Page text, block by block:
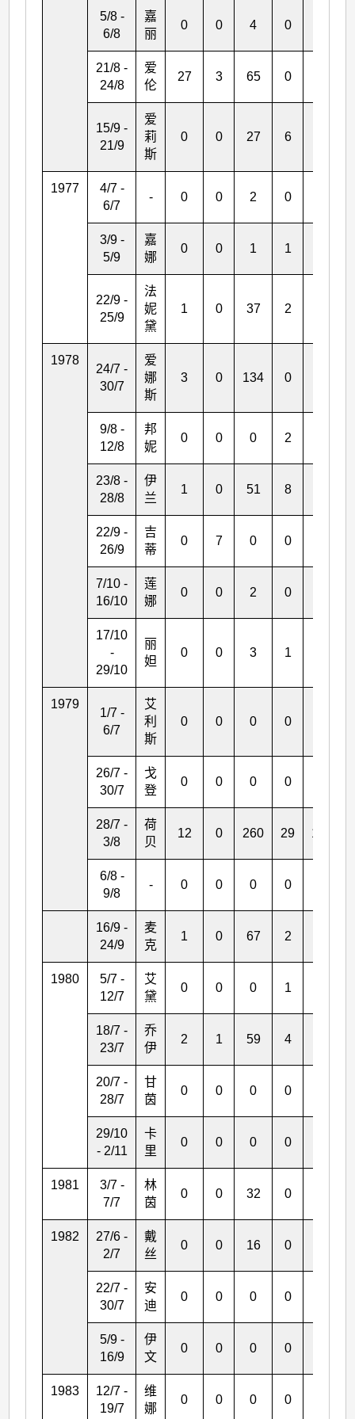
5/8 -
6/8
嘉
丽
0 0 4 0
21/8 -
24/8
爱
伦
27 3 65 0
15/9 -
21/9
爱
莉
斯
0 0 27 6
1977
4/7 -
6/7
- 0 0 2 0
3/9 -
5/9
嘉
娜
0 0 1 1
22/9 -
25/9
法
妮
黛
1 0 37 2
1978
24/7 -
30/7
爱
娜
斯
3 0 134 0
9/8 -
12/8
邦
妮
0 0 0 2
23/8 -
28/8
伊
兰
1 0 51 8
22/9 -
26/9
吉
蒂
0 7 0 0
7/10 -
16/10
莲
娜
0 0 2 0
17/10
-
29/10
丽
妲
0 0 3 1
1979
1/7 -
6/7
艾
利
斯
0 0 0 0
26/7 -
30/7
戈
登
0 0 0 0
28/7 -
3/8
荷
贝
12 0 260 29 167
6/8 -
9/8
- 0 0 0 0
16/9 -
24/9
麦
克
1 0 67 2
1980
5/7 -
12/7
艾
黛
0 0 0 1
18/7 -
23/7
乔
伊
2 1 59 4
20/7 -
28/7
甘
茵
0 0 0 0
29/10
- 2/11
卡
里
0 0 0 0
1981
3/7 -
7/7
林
茵
0 0 32 0
1982
27/6 -
2/7
戴
丝
0 0 16 0
22/7 -
30/7
安
迪
0 0 0 0
5/9 -
16/9
伊
文
0 0 0 0
1983
12/7 -
19/7
维
娜
0 0 0 0